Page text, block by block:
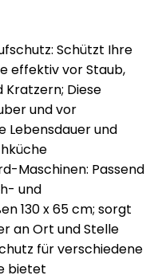
Schützt Ihre
effektiv vor Staub,
Diese
und vor
Lebensdauer und
Maschinen: Passend
und
130 x 65 cm; sorgt
an Ort und Stelle
für verschiedene
bietet